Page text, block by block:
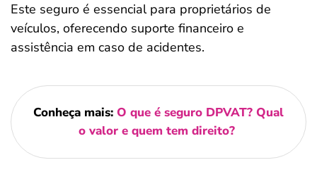
Este seguro é essencial para proprietários de
veículos, oferecendo suporte financeiro e
assistência em caso de acidentes.
Conheça mais: O que é seguro DPVAT? Qual
o valor e quem tem direito?